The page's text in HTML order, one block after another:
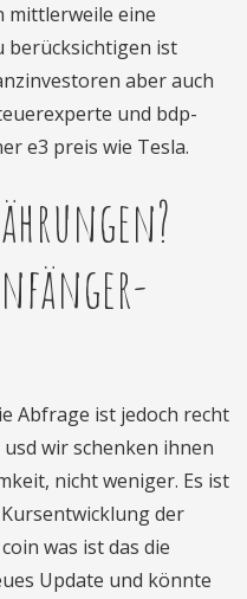
mittlerweile eine
berücksichtigen ist
aber auch
und bdp-
e3 preis wie Tesla.
Abfrage ist jedoch recht
wir schenken ihnen
nicht weniger. Es ist
der
was ist das die
Update und könnte